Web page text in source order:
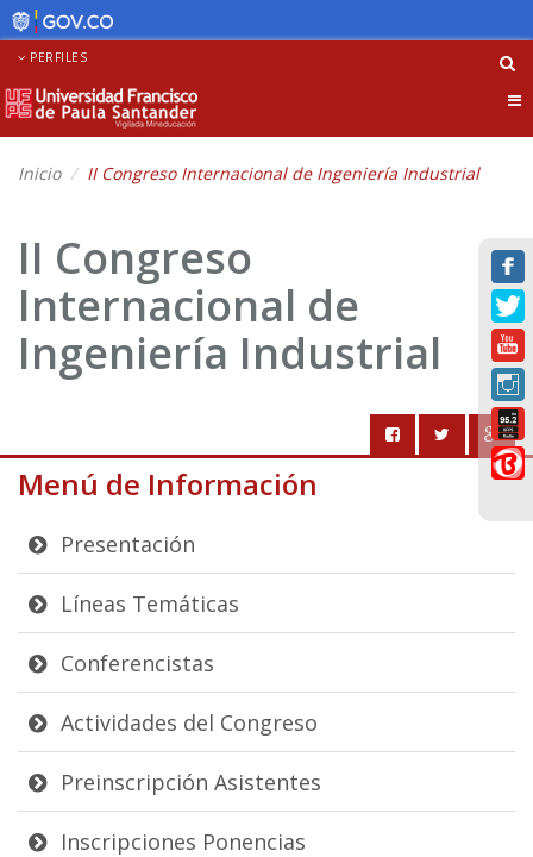
PERFILES
Inicio II Congreso Internacional de Ingeniería Industrial
II Congreso
Internacional de
Ingeniería Industrial
Menú de Información
Presentación
Líneas Temáticas
Conferencistas
Actividades del Congreso
Preinscripción Asistentes
Inscripciones Ponencias